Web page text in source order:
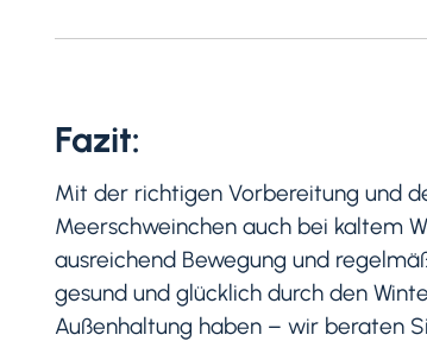
Fazit:
Mit der richtigen Vorbereitung und
Meerschweinchen auch bei kaltem
ausreichend Bewegung und
gesund und glücklich durch den
Außenhaltung haben – wir beraten